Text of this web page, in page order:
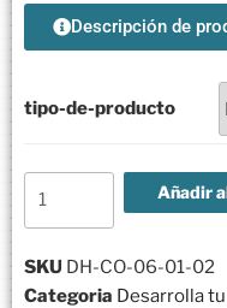
Descripción de
tipo-de-producto
Añadir
SKU DH-CO-06-01-02
Categoria Desarrolla